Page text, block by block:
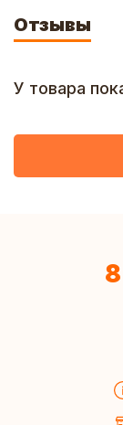
Отзывы
У товара